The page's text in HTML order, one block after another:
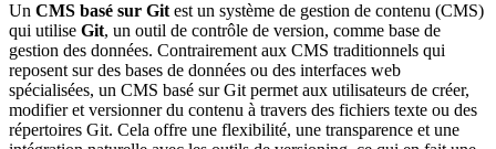
Un CMS basé sur Gitest un système de gestion de contenu (CMS)
qui utilise Git, un outil de contrôle de version, comme base de
gestion des données. Contrairement aux CMS traditionnels qui
reposent sur des bases de données ou des interfaces web
spécialisées, un CMS basé sur Git permet aux utilisateurs de créer,
modifier et versionner du contenu à travers des fichiers texte ou des
répertoires Git. Cela offre une flexibilité, une transparence et une